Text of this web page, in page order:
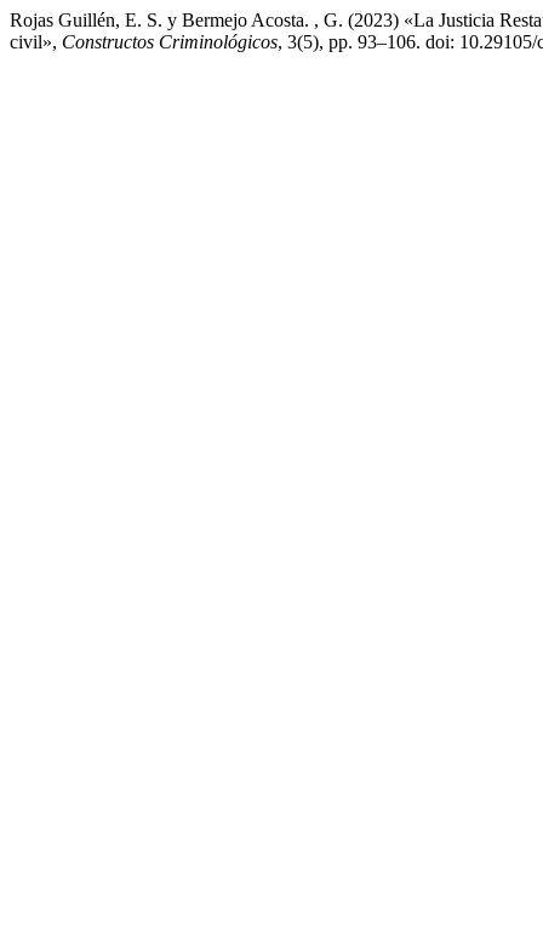
Rojas Guillén, E. S. y Bermejo Acosta. , G. (2023) «La Justicia
civil», Constructos Criminológicos, 3(5), pp. 93–106. doi: 10.29105/